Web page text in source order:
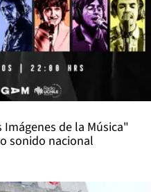
Imágenes de la Música"
sonido nacional